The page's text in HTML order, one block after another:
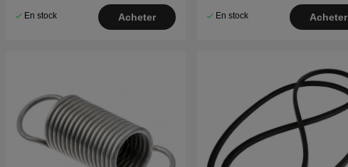
En stock Acheter En stock Acheter